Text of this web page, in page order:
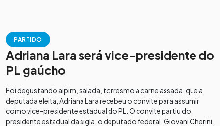
PARTIDO
Adriana Lara será vice-presidente do
PL gaúcho
Foi degustando aipim, salada, torresmo a carne assada, que a
deputada eleita, Adriana Lara recebeu o convite para assumir
como vice-presidente estadual do PL. O convite partiu do
presidente estadual da sigla, o deputado federal, Giovani Cherini.